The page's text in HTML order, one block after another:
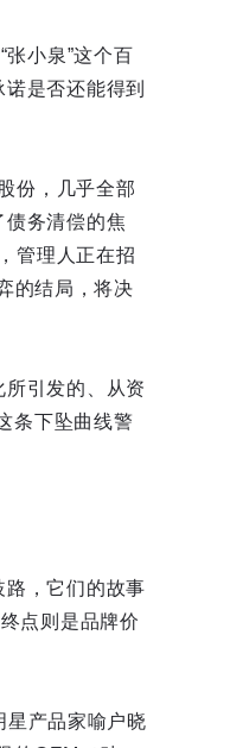
小泉”这个百
是否还能得到
份，几乎全部
债务清偿的焦
管理人正在招
的结局，将决
引发的、从资
条下坠曲线警
，它们的故事
点则是品牌价
星产品家喻户晓